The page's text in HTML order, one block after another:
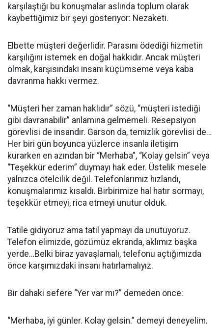
karşılaştığı bu konuşmalar aslında toplum olarak
kaybettiğimiz bir şeyi gösteriyor: Nezaketi.
Elbette müşteri değerlidir. Parasını ödediği hizmetin
karşılığını istemek en doğal hakkıdır. Ancak müşteri
olmak, karşısındaki insanı küçümseme veya kaba
davranma hakkı vermez.
“Müşteri her zaman haklıdır” sözü, “müşteri istediği
gibi davranabilir” anlamına gelmemeli. Resepsiyon
görevlisi de insandır. Garson da, temizlik görevlisi de…
Her biri gün boyunca yüzlerce insanla iletişim
kurarken en azından bir “Merhaba”, “Kolay gelsin” veya
“Teşekkür ederim” duymayı hak eder. Üstelik mesele
yalnızca otelcilik değil. Telefonlarımız hızlandı,
konuşmalarımız kısaldı. Birbirimize hal hatır sormayı,
teşekkür etmeyi, rica etmeyi unutur olduk.
Tatile gidiyoruz ama tatil yapmayı da unutuyoruz.
Telefon elimizde, gözümüz ekranda, aklımız başka
yerde…Belki biraz yavaşlamalı, telefonu açtığımızda
önce karşımızdaki insanı hatırlamalıyız.
Bir dahaki sefere “Yer var mı?” demeden önce:
“Merhaba, iyi günler. Kolay gelsin.” demeyi deneyelim.